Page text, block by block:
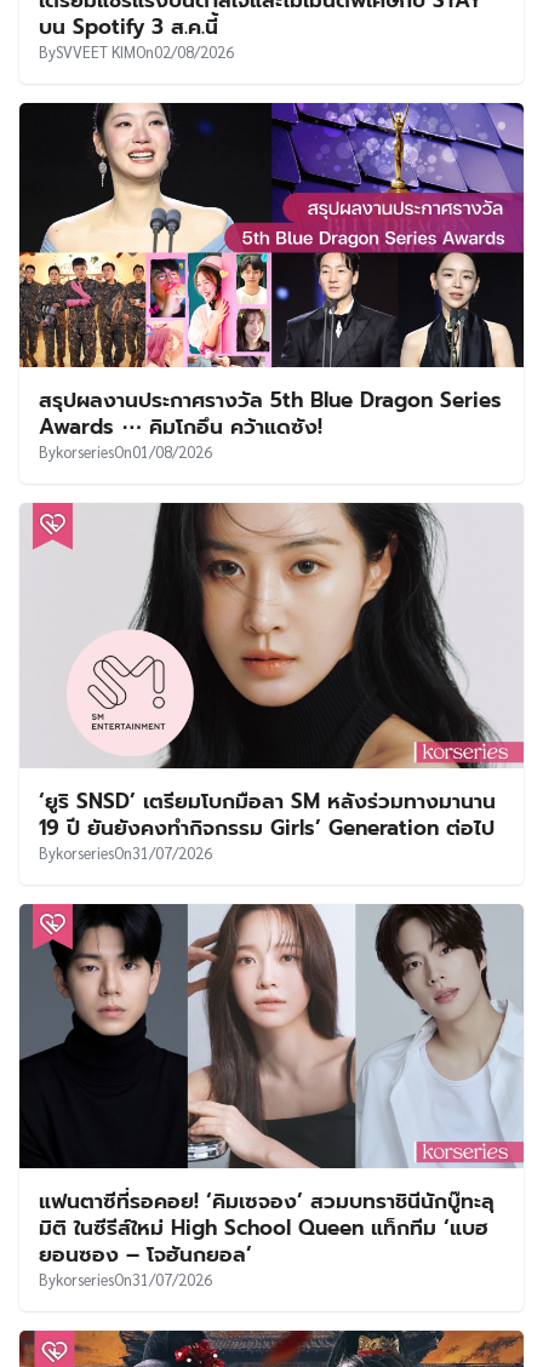
บน Spotify 3 ส.ค.นี้
BySVVEET KIMOn02/08/2026
สรุปผลงานประกาศรางวัล 5th Blue Dragon Series
Awards ⋯ คิมโกอึน คว้าแดซัง!
BykorseriesOn01/08/2026
‘ยูริ SNSD’ เตรียมโบกมือลา SM หลังร่วมทางมานาน
19 ปี ยันยังคงทำกิจกรรม Girls’ Generation ต่อไป
BykorseriesOn31/07/2026
แฟนตาซีที่รอคอย! ‘คิมเซจอง’ สวมบทราชินีนักบู๊ทะลุ
มิติ ในซีรีส์ใหม่ High School Queen แท็กทีม ‘แบฮ
ยอนซอง – โจฮันกยอล’
BykorseriesOn31/07/2026